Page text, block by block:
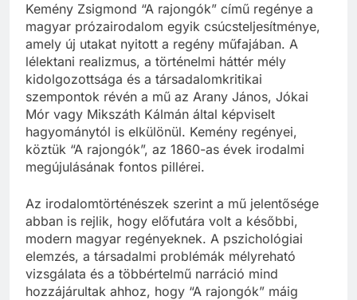
Kemény Zsigmond “A rajongók” című regénye a
magyar prózairodalom egyik csúcsteljesítménye,
amely új utakat nyitott a regény műfajában. A
lélektani realizmus, a történelmi háttér mély
kidolgozottsága és a társadalomkritikai
szempontok révén a mű az Arany János, Jókai
Mór vagy Mikszáth Kálmán által képviselt
hagyománytól is elkülönül. Kemény regényei,
köztük “A rajongók”, az 1860-as évek irodalmi
megújulásának fontos pillérei.
Az irodalomtörténészek szerint a mű jelentősége
abban is rejlik, hogy előfutára volt a későbbi,
modern magyar regényeknek. A pszichológiai
elemzés, a társadalmi problémák mélyreható
vizsgálata és a többértelmű narráció mind
hozzájárultak ahhoz, hogy “A rajongók” máig